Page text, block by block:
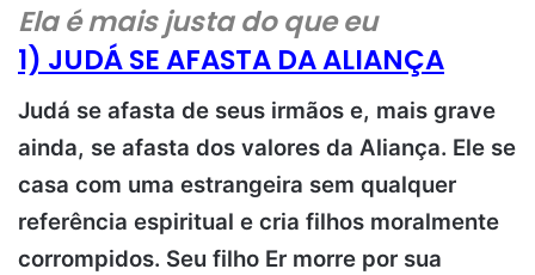
Ela é mais justa do que eu
1) JUDÁ SE AFASTA DA ALIANÇA
Judá se afasta de seus irmãos e, mais grave
ainda, se afasta dos valores da Aliança. Ele se
casa com uma estrangeira sem qualquer
referência espiritual e cria filhos moralmente
corrompidos. Seu filho Er morre por sua